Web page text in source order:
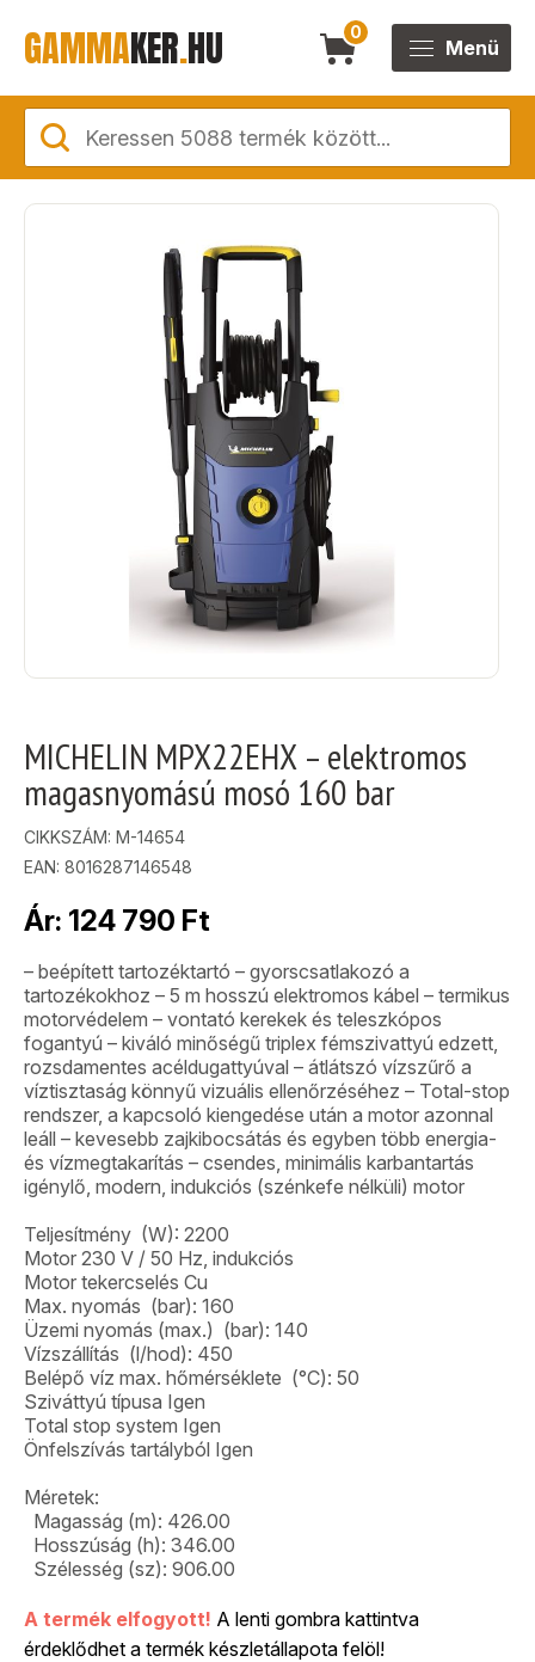
GAMMAKER.HU 0
Menü
MICHELIN MPX22EHX – elektromos
magasnyomású mosó 160 bar
CIKKSZÁM: M-14654
EAN: 8016287146548
Ár: 124 790 Ft
– beépített tartozéktartó – gyorscsatlakozó a
tartozékokhoz – 5 m hosszú elektromos kábel – termikus
motorvédelem – vontató kerekek és teleszkópos
fogantyú – kiváló minőségű triplex fémszivattyú edzett,
rozsdamentes acéldugattyúval – átlátszó vízszűrő a
víztisztaság könnyű vizuális ellenőrzéséhez – Total-stop
rendszer, a kapcsoló kiengedése után a motor azonnal
leáll – kevesebb zajkibocsátás és egyben több energia-
és vízmegtakarítás – csendes, minimális karbantartás
igénylő, modern, indukciós (szénkefe nélküli) motor
Teljesítmény (W): 2200
Motor 230 V / 50 Hz, indukciós
Motor tekercselés Cu
Max. nyomás (bar): 160
Üzemi nyomás (max.) (bar): 140
Vízszállítás (l/hod): 450
Belépő víz max. hőmérséklete (°C): 50
Sziváttyú típusa Igen
Total stop system Igen
Önfelszívás tartályból Igen
Méretek:
Magasság (m): 426.00
Hosszúság (h): 346.00
Szélesség (sz): 906.00
A termék elfogyott! A lenti gombra kattintva
érdeklődhet a termék készletállapota felöl!